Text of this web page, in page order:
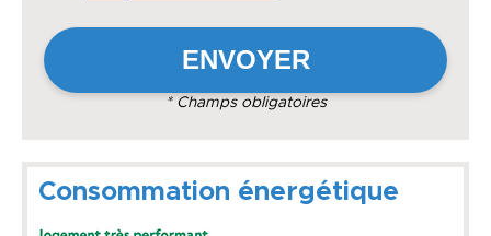
* Champs obligatoires
Consommation énergétique